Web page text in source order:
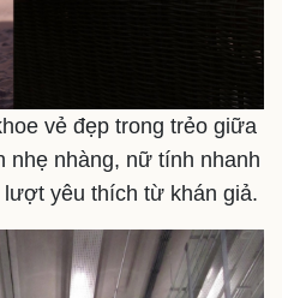
vẻ đẹp trong trẻo giữa
nhẹ nhàng, nữ tính nhanh
yêu thích từ khán giả.